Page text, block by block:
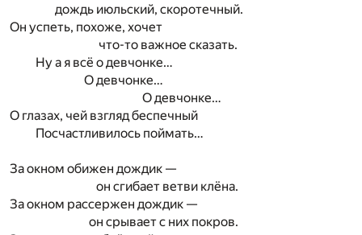
дождь июльский, скоротечный.
Он успеть, похоже, хочет
что-то важное сказать.
Ну а я всё о девчонке…
О девчонке…
О девчонке…
О глазах, чей взгляд беспечный
Посчастливилось поймать…
За окном обижен дождик —
он сгибает ветви клёна.
За окном рассержен дождик —
он срывает с них покров.